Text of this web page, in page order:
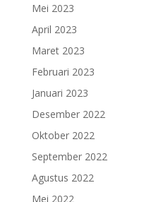
Mei 2023
April 2023
Maret 2023
Februari 2023
Januari 2023
Desember 2022
Oktober 2022
September 2022
Agustus 2022
Mei 2022